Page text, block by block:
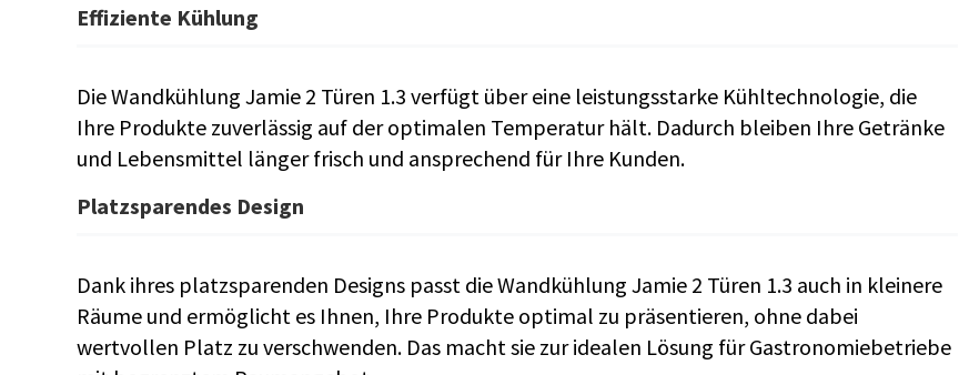
Effiziente Kühlung
Die Wandkühlung Jamie 2 Türen 1.3 verfügt über eine leistungsstarke Kühltechnologie, die
Ihre Produkte zuverlässig auf der optimalen Temperatur hält. Dadurch bleiben Ihre Getränke
und Lebensmittel länger frisch und ansprechend für Ihre Kunden.
Platzsparendes Design
Dank ihres platzsparenden Designs passt die Wandkühlung Jamie 2 Türen 1.3 auch in kleinere
Räume und ermöglicht es Ihnen, Ihre Produkte optimal zu präsentieren, ohne dabei
wertvollen Platz zu verschwenden. Das macht sie zur idealen Lösung für Gastronomiebetriebe